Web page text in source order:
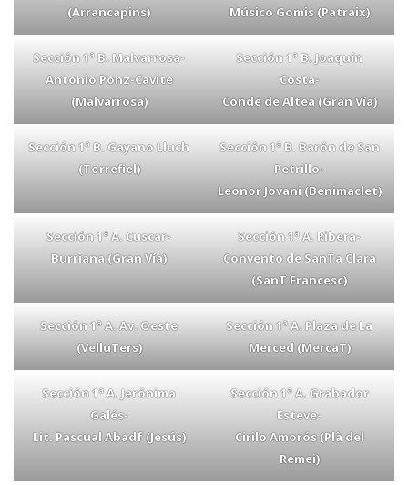
(Arrancapins)
Músico Gomis (Patraix)
Sección 1ª B. Malvarrosa-
Antonio Ponz-Cavite
(Malvarrosa)
Sección 1ª B. Joaquín
Costa-
Conde de Altea (Gran Vía)
Sección 1ª B. Gayano Lluch
(Torrefiel)
Sección 1ª B. Barón de San
Petrillo-
Leonor Jovani (Benimaclet)
Sección 1ª A. Cuscar-
Burriana (Gran Vía)
Sección 1ª A. Ribera-
Convento de SanTa Clara
(SanT Francesc)
Sección 1ª A. Av. Oeste
(VelluTers)
Sección 1ª A. Plaza de La
Merced (MercaT)
Sección 1ª A. Jerónima
Galés-
Lit. Pascual Abadf (Jesús)
Sección 1ª A. Grabador
Esteve-
Cirilo Amorós (Plà del
Remei)